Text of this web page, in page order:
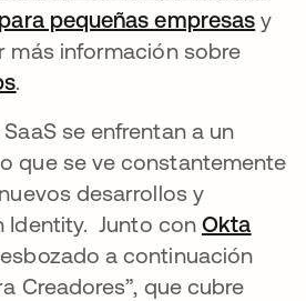
pequeñas empresas se
y
más información sobre
se abre en una pestaña
.
se enfrentan a un
que se ve constantemente
desarrollos y
Identity. Junto conOkta
una pestaña nueva
a continuación
Creadores”, que cubre